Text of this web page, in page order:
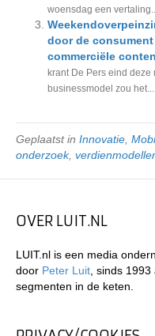
woensdag een
door de
commerciële
krant De Pers eind
businessmodel zou het...
Geplaatst in Innovatie
onderzoek,
OVER LUIT.NL
LUIT.nl is een media
door Peter Luit , sinds
segmenten in de keten.